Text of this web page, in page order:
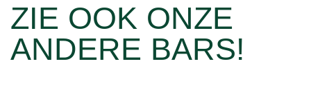
ZIE OOK ONZE
ANDERE BARS!